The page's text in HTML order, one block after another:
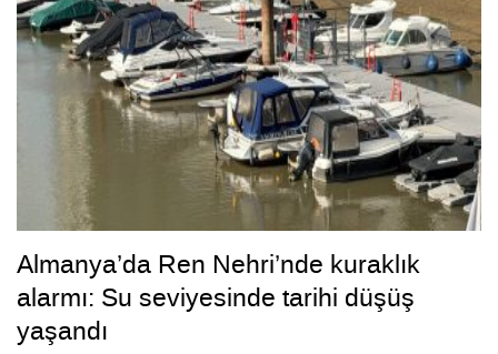
Almanya’da Ren Nehri’nde kuraklık
alarmı: Su seviyesinde tarihi düşüş
yaşandı